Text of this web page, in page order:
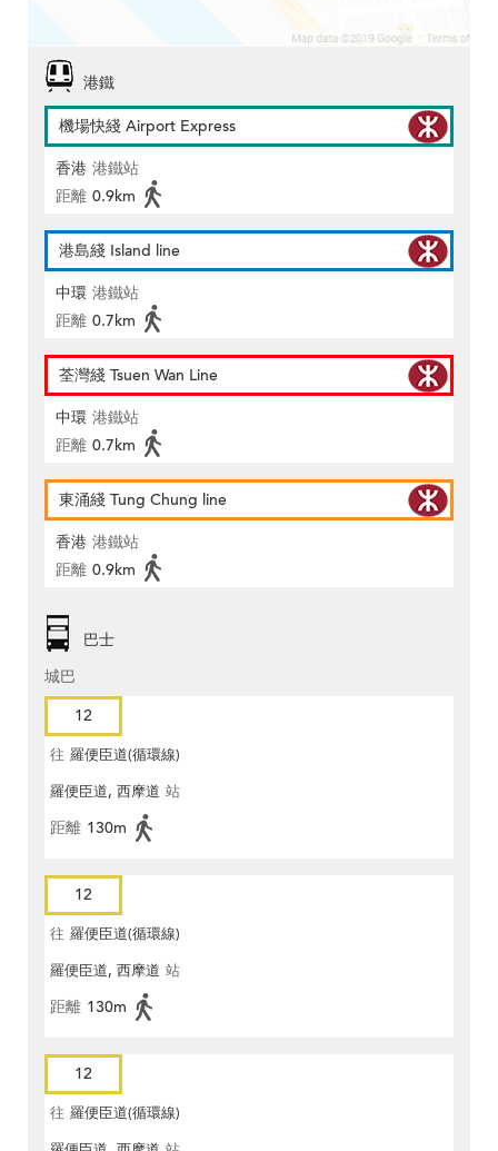
港鐵
機場快綫 Airport Express
香港 港鐵站
距離 0.9km
港島綫 Island line
中環 港鐵站
距離 0.7km
荃灣綫 Tsuen Wan Line
中環 港鐵站
距離 0.7km
東涌綫 Tung Chung line
香港 港鐵站
距離 0.9km
巴士
城巴
12
往 羅便臣道(循環線)
羅便臣道, 西摩道 站
距離 130m
12
往 羅便臣道(循環線)
羅便臣道, 西摩道 站
距離 130m
12
往 羅便臣道(循環線)